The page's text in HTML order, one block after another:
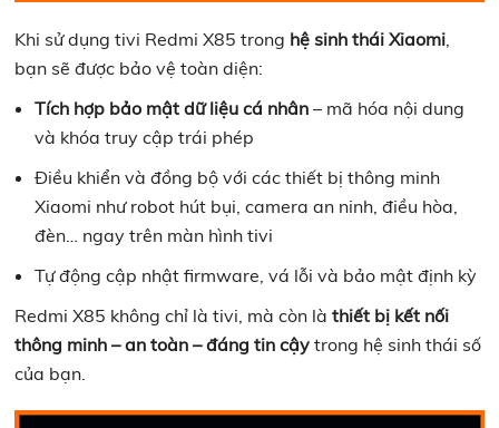
Khi sử dụng tivi Redmi X85 trong hệ sinh thái Xiaomi,
bạn sẽ được bảo vệ toàn diện:
Tích hợp bảo mật dữ liệu cá nhân – mã hóa nội dung
và khóa truy cập trái phép
Điều khiển và đồng bộ với các thiết bị thông minh
Xiaomi như robot hút bụi, camera an ninh, điều hòa,
đèn… ngay trên màn hình tivi
Tự động cập nhật firmware, vá lỗi và bảo mật định kỳ
Redmi X85 không chỉ là tivi, mà còn làthiết bị kết nối
thông minh – an toàn – đáng tin cậy trong hệ sinh thái số
của bạn.